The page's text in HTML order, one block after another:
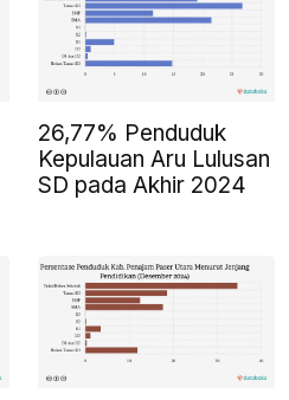
26,77% Penduduk
Kepulauan Aru Lulusan
SD pada Akhir 2024